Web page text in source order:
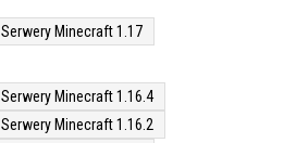
Serwery Minecraft 1.17
Serwery Minecraft 1.16.4
Serwery Minecraft 1.16.2